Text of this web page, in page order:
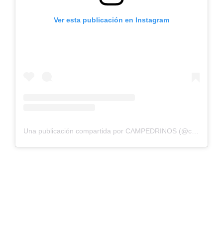
Ver esta publicación en Instagram
Una publicación compartida por CΛMPEDRINOS (@campedrinos)